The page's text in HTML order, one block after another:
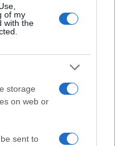
of my
with the
storage
on web or
sent to
2019-ben nyílt
köztük a
a
Louis
hogy